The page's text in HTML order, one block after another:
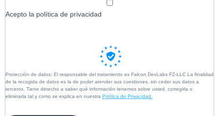
Acepto la política de privacidad
Protección de datos: El responsable del tratamiento es Falcon DevLabs FZ-LLC La finalidad
de la recogida de datos es la de poder atender sus cuestiones, sin ceder sus datos a
terceros. Tiene derecho a saber qué información tenemos sobre usted, corregirla o
eliminarla tal y como se explica en nuestra Política de Privacidad.